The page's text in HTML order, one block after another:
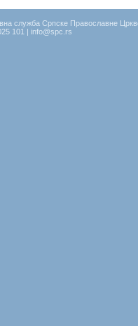
служба Српске Православне
101 | info@spc.rs